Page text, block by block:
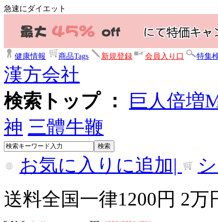
急速にダイエット
健康情報 商品Tags 新規登録 会員入り口 特集
漢方会社
検索トップ ：
巨人倍増
神 三體牛鞭
お気に入りに追加|
送料全国一律1200円 2